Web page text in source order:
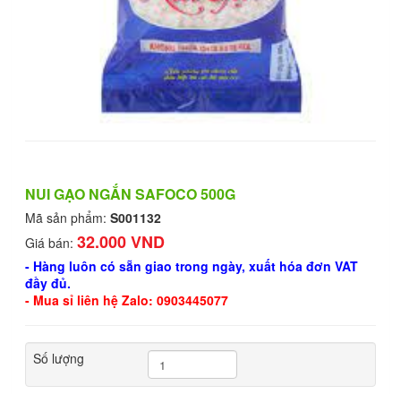
NUI GẠO NGẮN SAFOCO 500G
Mã sản phẩm: S001132
Giá bán: 32.000 VND
- Hàng luôn có sẵn giao trong ngày, xuất hóa đơn VAT
đầy đủ.
- Mua sỉ liên hệ Zalo: 0903445077
Số lượng